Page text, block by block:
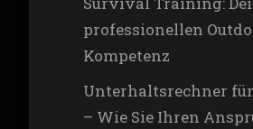
professionellen
Kompetenz
Unterhaltsrechner
– Wie Sie Ihren